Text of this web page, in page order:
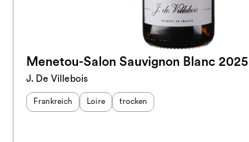
Menetou-Salon Sauvignon Blanc 2025
J. De Villebois
Herkunftsland
Frankreich Herkunftsregion:
Loire Geschmack
trocken